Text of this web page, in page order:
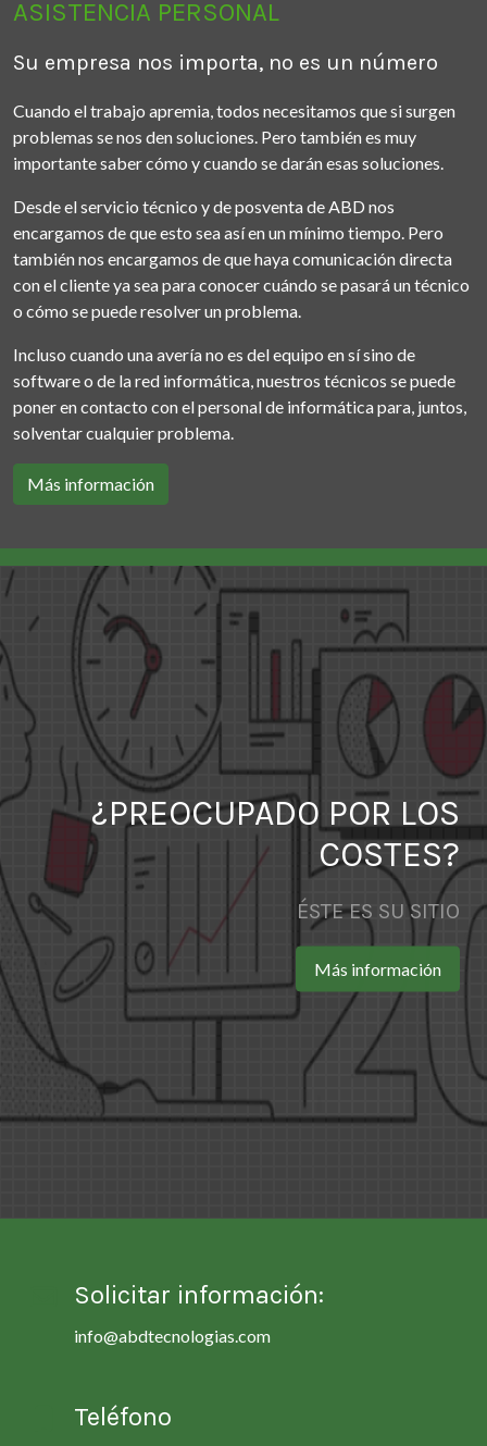
ASISTENCIA PERSONAL
Su empresa nos importa, no es un número
Cuando el trabajo apremia, todos necesitamos que si surgen
problemas se nos den soluciones. Pero también es muy
importante saber cómo y cuando se darán esas soluciones.
Desde el servicio técnico y de posventa de ABD nos
encargamos de que esto sea así en un mínimo tiempo. Pero
también nos encargamos de que haya comunicación directa
con el cliente ya sea para conocer cuándo se pasará un técnico
o cómo se puede resolver un problema.
Incluso cuando una avería no es del equipo en sí sino de
software o de la red informática, nuestros técnicos se puede
poner en contacto con el personal de informática para, juntos,
solventar cualquier problema.
Más información
¿PREOCUPADO POR LOS
COSTES?
ÉSTE ES SU SITIO
Más información
Solicitar información:
info@abdtecnologias.com
Teléfono